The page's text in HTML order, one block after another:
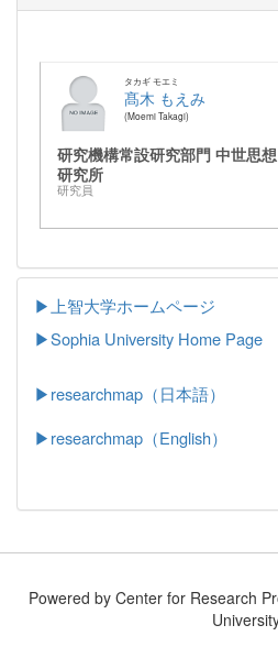
タカギ モエミ
髙木 もえみ
Moemi Takagi
研究機構常設研究部門 中世思想
研究所
研究員
▶上智大学ホームページ
▶Sophia University Home Page
▶researchmap（日本語）
▶researchmap（English）
Powered by Center for Research